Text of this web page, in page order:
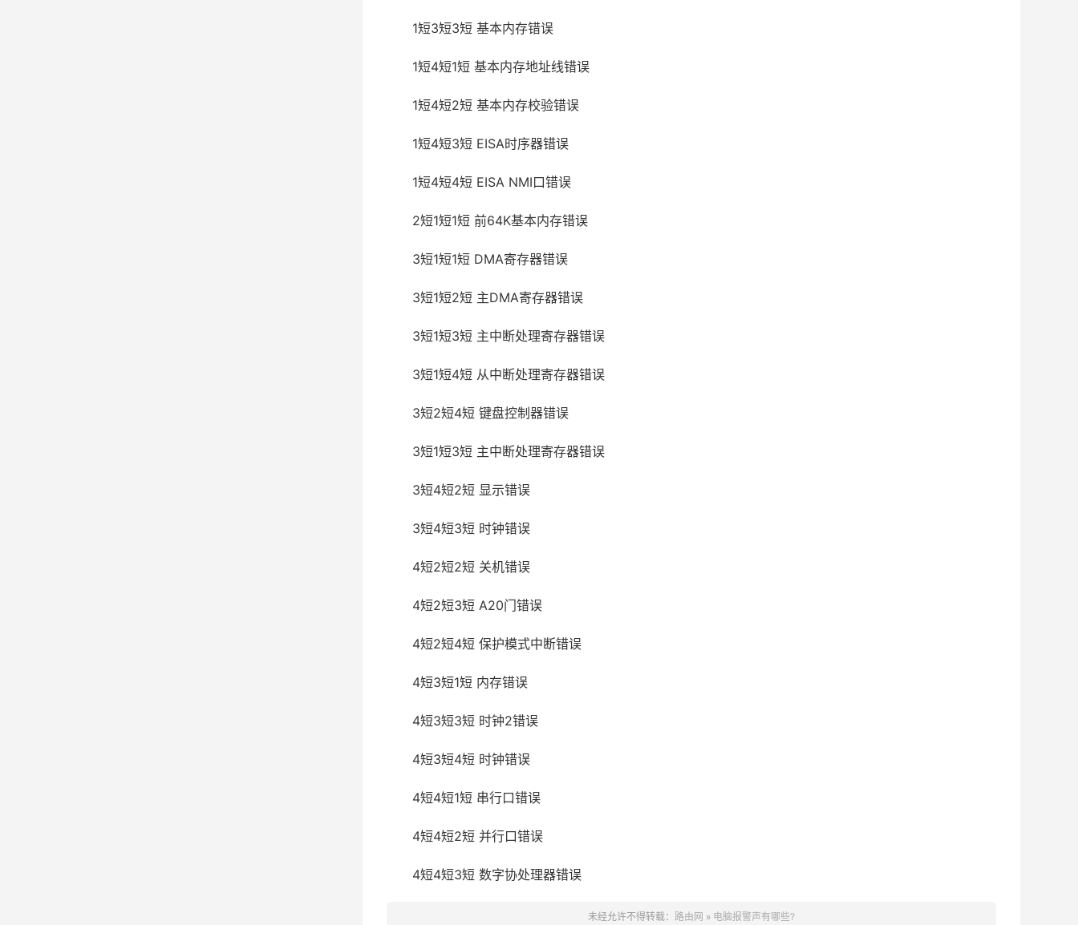
1短3短3短 基本内存错误
1短4短1短 基本内存地址线错误
1短4短2短 基本内存校验错误
1短4短3短 EISA时序器错误
1短4短4短 EISA NMI口错误
2短1短1短 前64K基本内存错误
3短1短1短 DMA寄存器错误
3短1短2短 主DMA寄存器错误
3短1短3短 主中断处理寄存器错误
3短1短4短 从中断处理寄存器错误
3短2短4短 键盘控制器错误
3短1短3短 主中断处理寄存器错误
3短4短2短 显示错误
3短4短3短 时钟错误
4短2短2短 关机错误
4短2短3短 A20门错误
4短2短4短 保护模式中断错误
4短3短1短 内存错误
4短3短3短 时钟2错误
4短3短4短 时钟错误
4短4短1短 串行口错误
4短4短2短 并行口错误
4短4短3短 数字协处理器错误
未经允许不得转载： 路由网 » 电脑报警声有哪些?